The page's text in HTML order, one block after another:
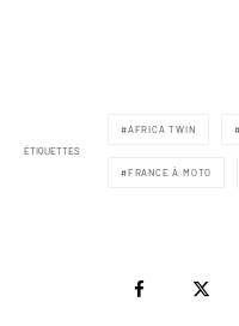
ÉTIQUETTES
AFRICA TWIN
FRANCE À MOTO